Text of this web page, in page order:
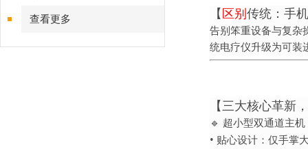
查看更多 【 区别 传统：手
告别笨重设备与复杂
统电疗仪升级为可装
【三大核心革新
🔹 超小型双通道主
• 贴心设计 ：仅手掌